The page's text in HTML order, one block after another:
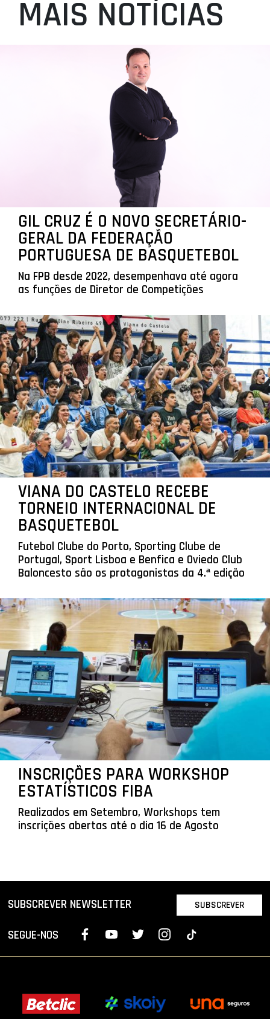
MAIS NOTÍCIAS
GIL CRUZ É O NOVO SECRETÁRIO-
GERAL DA FEDERAÇÃO
PORTUGUESA DE BASQUETEBOL
Na FPB desde 2022, desempenhava até agora
as funções de Diretor de Competições
VIANA DO CASTELO RECEBE
TORNEIO INTERNACIONAL DE
BASQUETEBOL
Futebol Clube do Porto, Sporting Clube de
Portugal, Sport Lisboa e Benfica e Oviedo Club
Baloncesto são os protagonistas da 4.ª edição
INSCRIÇÕES PARA WORKSHOP
ESTATÍSTICOS FIBA
Realizados em Setembro, Workshops tem
inscrições abertas até o dia 16 de Agosto
SUBSCREVER NEWSLETTER SUBSCREVER
SEGUE-NOS